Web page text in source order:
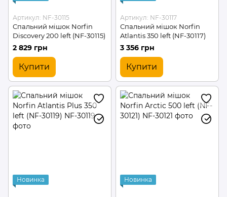
Артикул: NF-30115
Спальний мішок Norfin
Discovery 200 left (NF-30115)
2 829 грн
Купити
Артикул: NF-30117
Спальний мішок Norfin
Atlantis 350 left (NF-30117)
3 356 грн
Купити
Новинка Новинка